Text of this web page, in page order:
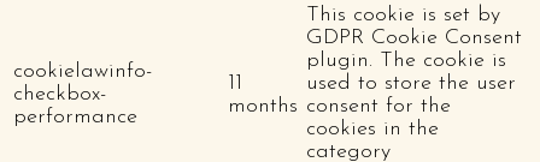
cookielawinfo-
checkbox-
performance
11
months
This cookie is set by
GDPR Cookie Consent
plugin. The cookie is
used to store the user
consent for the
cookies in the
category